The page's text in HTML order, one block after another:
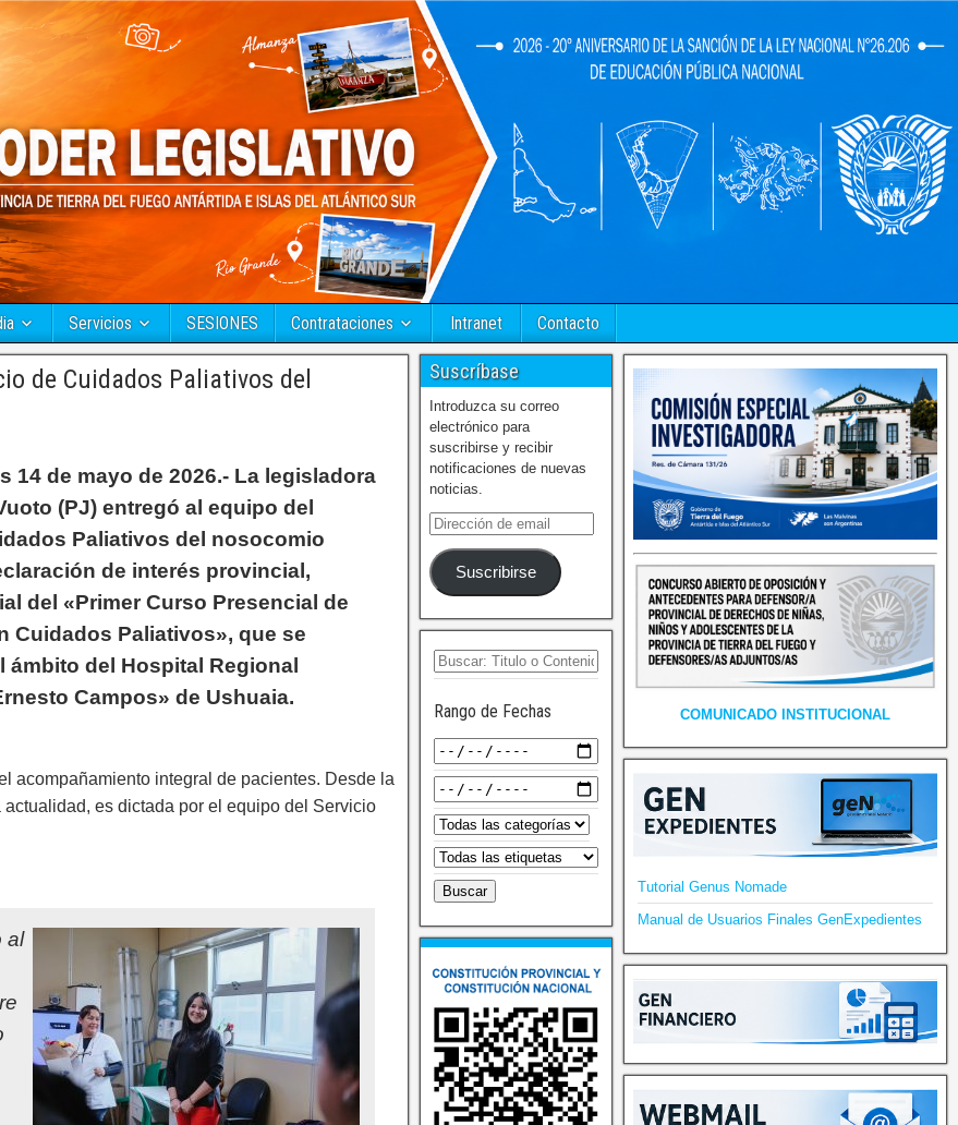
Servicios SESIONES Contrataciones Intranet Contacto
de Cuidados Paliativos del
14 de mayo de 2026.- La legisladora
(PJ) entregó al equipo del
Paliativos del nosocomio
de interés provincial,
del «Primer Curso Presencial de
Cuidados Paliativos», que se
ámbito del Hospital Regional
Campos» de Ushuaia.
acompañamiento integral de pacientes. Desde la
es dictada por el equipo del Servicio
al
Suscríbase
Introduzca su correo
electrónico para
suscribirse y recibir
notificaciones de nuevas
noticias.
Suscribirse
Rango de Fechas COMUNICADO INSTITUCIONAL
Tutorial Genus Nomade
Manual de Usuarios Finales GenExpedientes